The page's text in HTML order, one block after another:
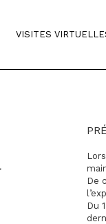
VISITES
De
Du